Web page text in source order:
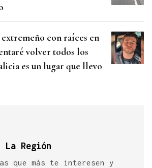
con raíces en
volver todos los
es un lugar que llevo
La Región
que más te interesen y